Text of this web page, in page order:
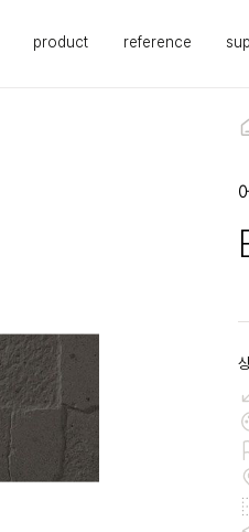
product reference